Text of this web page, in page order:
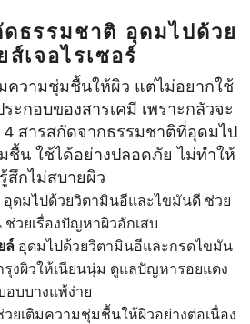
ธรรมชาติ อุดมไปด้วย
ส์เจอไรเซอร์
ความชุ่มชื้นให้ผิว แต่ไม่อยากใช้
กอบของสารเคมี เพราะกลัวจะ
สารสกัดจากธรรมชาติที่อุดมไป
ชื้น ใช้ได้อย่างปลอดภัย ไม่ทำให้
รู้สึกไม่สบายผิว
อุดมไปด้วยวิตามินอีและไขมันดี ช่วย
วยเรื่องปัญหาผิวอักเสบ
ล์ อุดมไปด้วยวิตามินอีและกรดไขมัน
รุงผิวให้เนียนนุ่ม ดูแลปัญหารอยแดง
อบบางแพ้ง่าย
วยเติมความชุ่มชื้นให้ผิวอย่างต่อเนื่อง